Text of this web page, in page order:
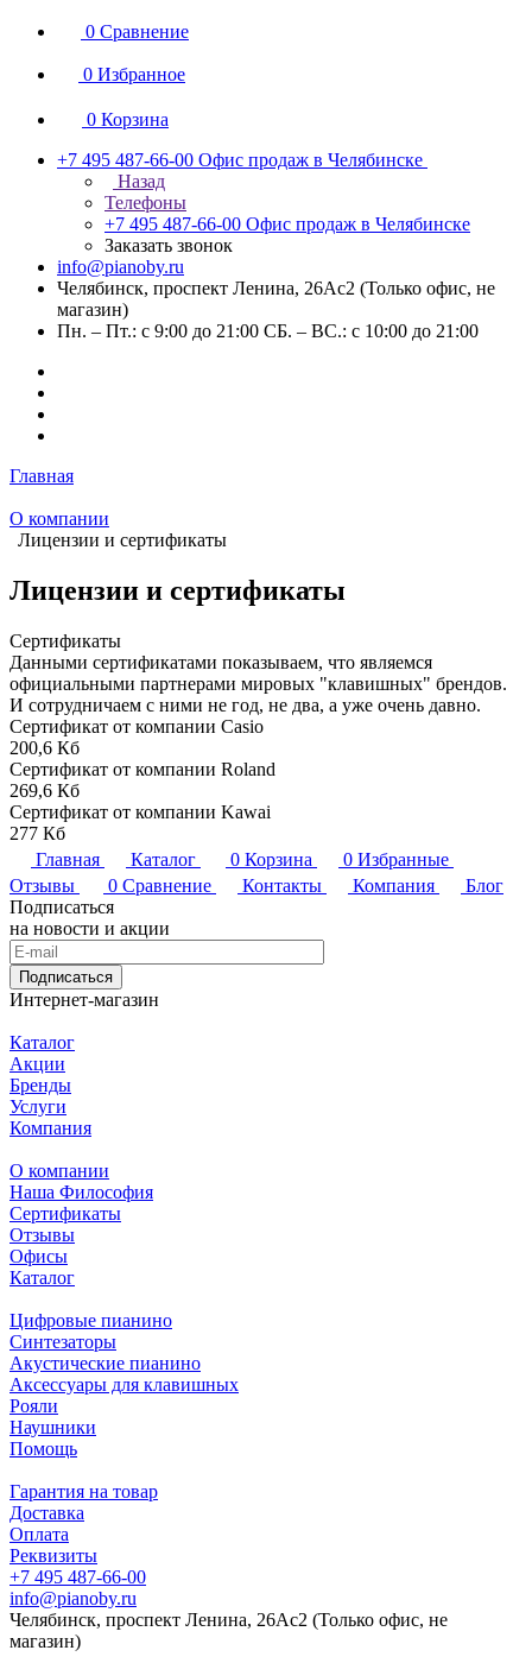
0 Сравнение
0 Избранное
0 Корзина
+7 495 487-66-00 Офис продаж в Челябинске
Назад
Телефоны
+7 495 487-66-00 Офис продаж в Челябинске
Заказать звонок
info@pianoby.ru
Челябинск, проспект Ленина, 26Ас2 (Только офис, не
магазин)
Пн. – Пт.: с 9:00 до 21:00 СБ. – ВС.: с 10:00 до 21:00
Главная
О компании
Лицензии и сертификаты
Лицензии и сертификаты
Сертификаты
Данными сертификатами показываем, что являемся
официальными партнерами мировых "клавишных" брендов.
И сотрудничаем с ними не год, не два, а уже очень давно.
Сертификат от компании Casio
200,6 Кб
Сертификат от компании Roland
269,6 Кб
Сертификат от компании Kawai
277 Кб
Главная
Каталог 0 Корзина 0 Избранные
Отзывы
0 Сравнение Контакты Компания
Блог
Подписаться
на новости и акции
Подписаться
Интернет-магазин
Каталог
Акции
Бренды
Услуги
Компания
О компании
Наша Философия
Сертификаты
Отзывы
Офисы
Каталог
Цифровые пианино
Синтезаторы
Акустические пианино
Аксессуары для клавишных
Рояли
Наушники
Помощь
Гарантия на товар
Доставка
Оплата
Реквизиты
+7 495 487-66-00
info@pianoby.ru
Челябинск, проспект Ленина, 26Ас2 (Только офис, не
магазин)